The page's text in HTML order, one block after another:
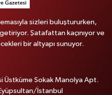
sizleri buluştururken,
Şatafattan kaçınıyor ve
bir altyapı sunuyor.
Üstküme Sokak Manolya Apt.
İstanbul